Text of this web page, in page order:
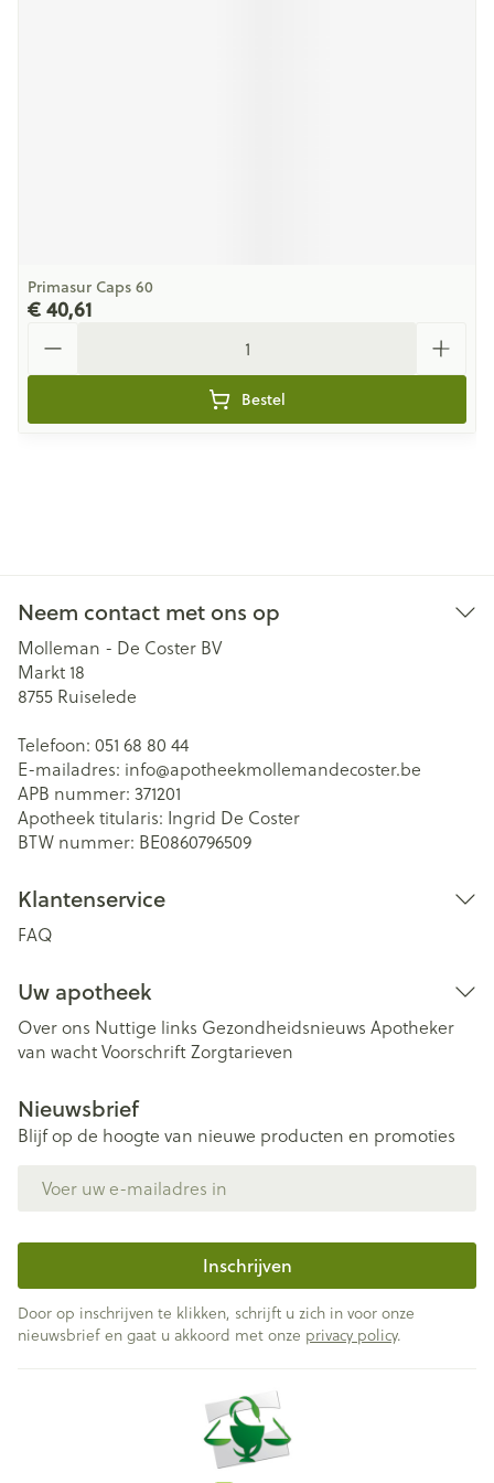
Primasur Caps 60
€ 40,61
Bestel
Neem contact met ons op
Molleman - De Coster BV
Markt 18
8755 Ruiselede
Telefoon: 051 68 80 44
E-mailadres: info@apotheekmollemandecoster.be
APB nummer: 371201
Apotheek titularis: Ingrid De Coster
BTW nummer: BE0860796509
Klantenservice
FAQ
Uw apotheek
Over ons Nuttige links Gezondheidsnieuws Apotheker
van wachtVoorschriftZorgtarieven
Nieuwsbrief
Blijf op de hoogte van nieuwe producten en promoties
Inschrijven
Door op inschrijven te klikken, schrijft u zich in voor onze
nieuwsbrief en gaat u akkoord met onze privacy policy.